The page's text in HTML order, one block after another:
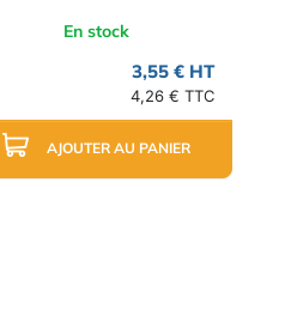
En stock
3,55 € HT
4,26 € TTC
AJOUTER AU PANIER